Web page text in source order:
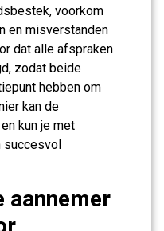
voorkom
en misverstanden
dat alle afspraken
zodat beide
hebben om
kan de
kun je met
succesvol
aannemer